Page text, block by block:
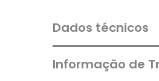
Dados técnicos
Informação de